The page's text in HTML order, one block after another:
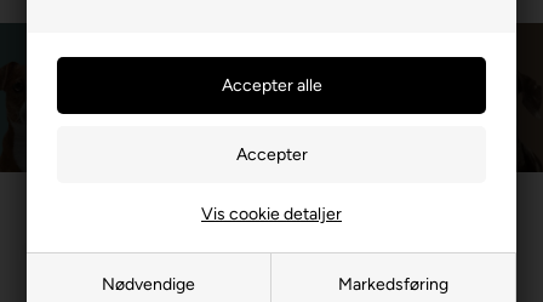
Nødvendige Markedsføring
Vis cookie detaljer
Nathalie Horse Care
Du er her:MÆRKEVARE/Nathalie Horse Care